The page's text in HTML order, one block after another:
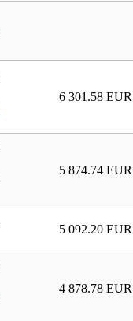
6 301.58 EUR
5 874.74 EUR
5 092.20 EUR
4 878.78 EUR